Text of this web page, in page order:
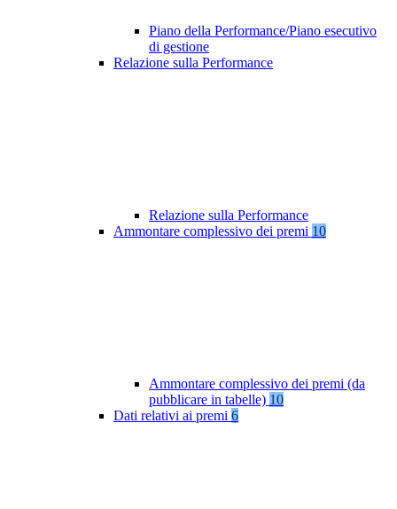
Piano della Performance/Piano esecutivo
di gestione
Relazione sulla Performance
Relazione sulla Performance
Ammontare complessivo dei premi 10
Ammontare complessivo dei premi (da
pubblicare in tabelle) 10
Dati relativi ai premi 6